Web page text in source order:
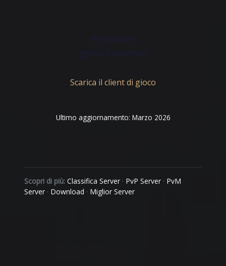
Scarica il client di gioco
Ultimo aggiornamento: Marzo 2026
Scopri di più: Classifica Server · PvP Server · PvM
Server · Download · Miglior Server